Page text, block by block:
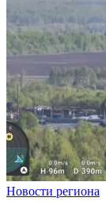
Новости региона